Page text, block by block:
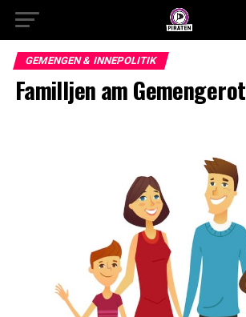
GEMENGEN & INNEPOLITIK
Familljen am Gemengerot